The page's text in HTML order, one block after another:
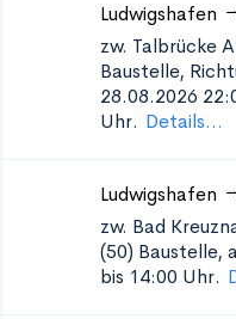
Ludwigshafen
zw. Talbrücke
Baustelle,
28.08.2026
Uhr. Details...
Ludwigshafen
zw. Bad
(50) Baustelle,
bis 14:00 Uhr.